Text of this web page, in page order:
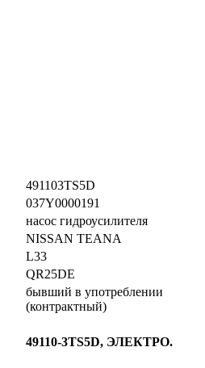
491103TS5D
037Y0000191
насос гидроусилителя
NISSAN TEANA
L33
QR25DE
бывший в употреблении
(контрактный)
49110-3TS5D, ЭЛЕКТРО.